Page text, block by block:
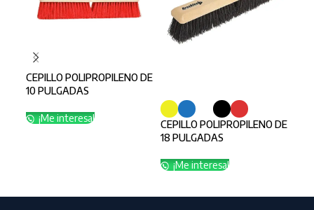
CEPILLO POLIPROPILENO DE
10 PULGADAS
¡Me interesa!
CEPILLO POLIPROPILENO DE
18 PULGADAS
¡Me interesa!